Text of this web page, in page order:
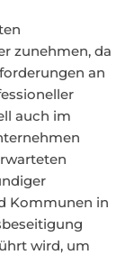
zunehmen, da
an
auch im
Kommunen in
wird, um